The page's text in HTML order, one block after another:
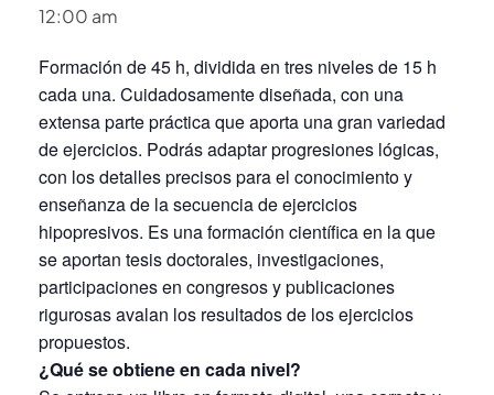
12:00 am
Formación de 45 h, dividida en tres niveles de 15 h
cada una. Cuidadosamente diseñada, con una
extensa parte práctica que aporta una gran variedad
de ejercicios. Podrás adaptar progresiones lógicas,
con los detalles precisos para el conocimiento y
enseñanza de la secuencia de ejercicios
hipopresivos. Es una formación científica en la que
se aportan tesis doctorales, investigaciones,
participaciones en congresos y publicaciones
rigurosas avalan los resultados de los ejercicios
propuestos.
¿Qué se obtiene en cada nivel?